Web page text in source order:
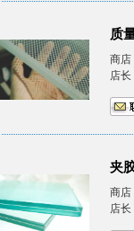
质
商店
店长
夹
商店
店长